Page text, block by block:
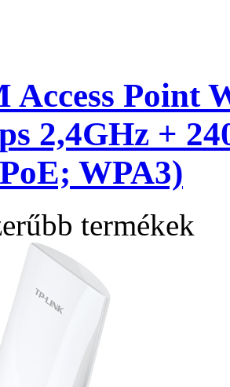
Access Point
2,4GHz +
WPA3)
termékek